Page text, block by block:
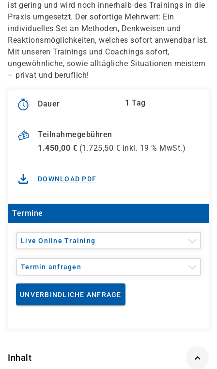
ist gering und wird noch innerhalb des Trainings in die
Praxis umgesetzt. Der sofortige Mehrwert: Ein
individuelles Set an Methoden, Denkweisen und
Reaktionsmöglichkeiten, welches sofort anwendbar ist.
Mit unseren Trainings und Coachings sofort,
ungewöhnliche, sowie alltägliche Situationen meistern
– privat und beruflich!
Dauer 1 Tag
Teilnahmegebühren
1.450,00 € (1.725,50 € inkl. 19 % MwSt.)
DOWNLOAD PDF
Termine
Live Online Training
Termin anfragen
UNVERBINDLICHE ANFRAGE
Inhalt